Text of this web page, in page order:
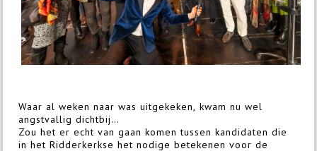
Waar al weken naar was uitgekeken, kwam nu wel
angstvallig dichtbij…
Zou het er echt van gaan komen tussen kandidaten die
in het Ridderkerkse het nodige betekenen voor de